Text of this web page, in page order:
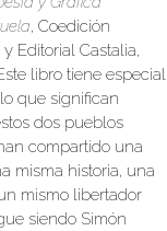
, Coedición
Editorial Castalia,
libro tiene especial
que significan
dos pueblos
compartido una
misma historia, una
mismo libertador
siendo Simón